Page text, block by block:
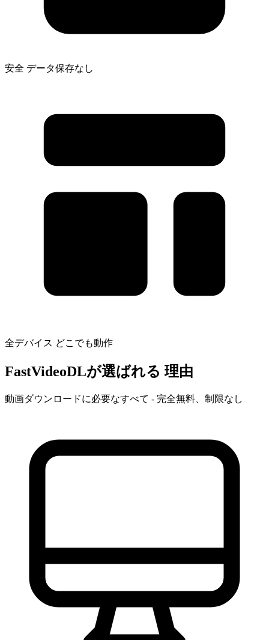
安全 データ保存なし
全デバイス どこでも動作
FastVideoDLが選ばれる 理由
動画ダウンロードに必要なすべて - 完全無料、制限なし